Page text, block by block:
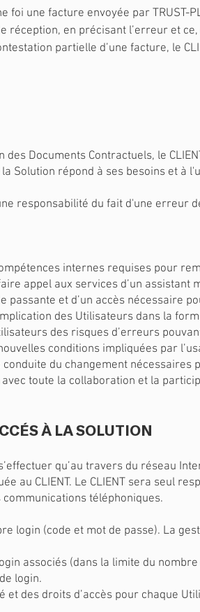
foi une facture envoyée par TRUST-
réception, en précisant l’erreur et
partielle d’une facture, le
des Documents Contractuels, le
Solution répond à ses besoins et à
responsabilité du fait d'une erreur
internes requises pour
appel aux services d’un assistant
et d’un accès nécessaire
des Utilisateurs dans la
des risques d’erreurs
conditions impliquées par
du changement
toute la collaboration et la
À LA SOLUTION
qu’au travers du réseau
au CLIENT. Le CLIENT sera seul
téléphoniques.
login (code et mot de passe). La
associés (dans la limite du
login.
et des droits d’accès pour chaque